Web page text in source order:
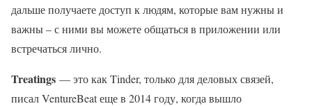
дальше получаете доступ к людям, которые вам нужны и
важны – с ними вы можете общаться в приложении или
встречаться лично.
Treatings — это как Tinder, только для деловых связей,
писал VentureBeat еще в 2014 году, когда вышло